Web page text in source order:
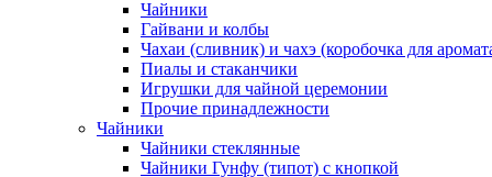
Чайники
Гайвани и колбы
Чахаи (сливник) и чахэ (коробочка для
Пиалы и стаканчики
Игрушки для чайной церемонии
Прочие принадлежности
Чайники
Чайники стеклянные
Чайники Гунфу (типот) с кнопкой